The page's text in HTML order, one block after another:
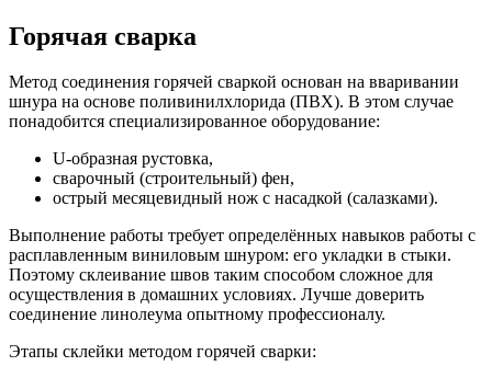
Горячая сварка
Метод соединения горячей сваркой основан на вваривании
шнура на основе поливинилхлорида (ПВХ). В этом случае
понадобится специализированное оборудование:
U-образная рустовка,
сварочный (строительный) фен,
острый месяцевидный нож с насадкой (салазками).
Выполнение работы требует определённых навыков работы с
расплавленным виниловым шнуром: его укладки в стыки.
Поэтому склеивание швов таким способом сложное для
осуществления в домашних условиях. Лучше доверить
соединение линолеума опытному профессионалу.
Этапы склейки методом горячей сварки: